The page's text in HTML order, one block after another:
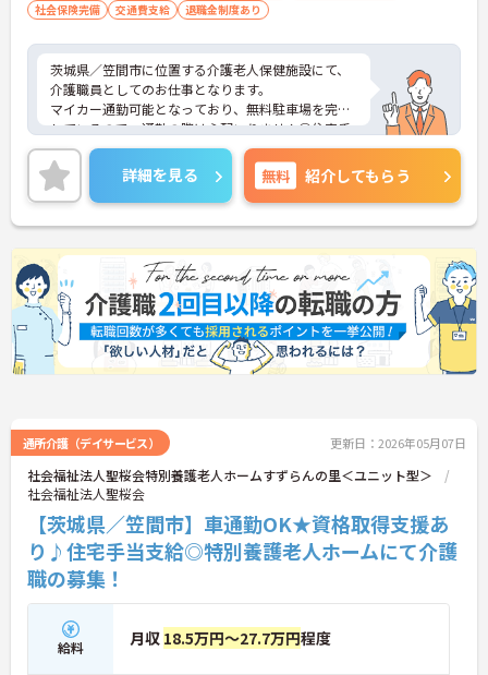
社会保険完備
交通費支給 退職金制度あり
茨城県／笠間市に位置する介護老人保健施設にて、
介護職員としてのお仕事となります。
マイカー通勤可能となっており、無料駐車場を完備
しているので、通勤の際は心配いりません◎住宅手
当や夜勤手当、資格手当など充実しているので、安
心してお仕事できます！
ご興味ある方は面接ポイントをお伝えしますので、
お気軽にお問い合わせください♪
詳細を見る 無料 紹介してもらう
通所介護（デイサービス） 更新日：2026年05月07日
社会福祉法人聖桜会特別養護老人ホームすずらんの里＜ユニット型＞
社会福祉法人聖桜会
【茨城県／笠間市】車通勤OK★資格取得支援あ
り♪住宅手当支給◎特別養護老人ホームにて介護
職の募集！
給料 月収 18.5万円～27.7万円程度